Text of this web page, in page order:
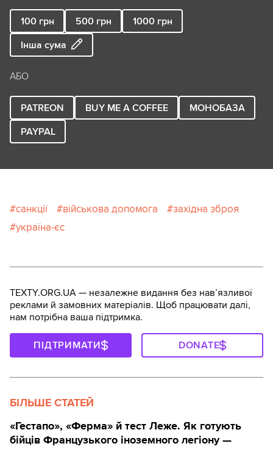
100 грн 500 грн 1000 грн
Інша сума
АБО
PATREON BUY ME A COFFEE
МОНОБАЗА
PAYPAL
санкції військова допомога
західна зброя
україна-єс
TEXTY.ORG.UA — незалежне видання без навʼязливої
реклами й замовних матеріалів. Щоб працювати далі,
нам потрібна ваша підтримка.
ПІДТРИМАТИ DONATE
БІЛЬШЕ СТАТЕЙ
«Гестапо», «Ферма» й тест Леже. Як готують
бійців Французького іноземного легіону —